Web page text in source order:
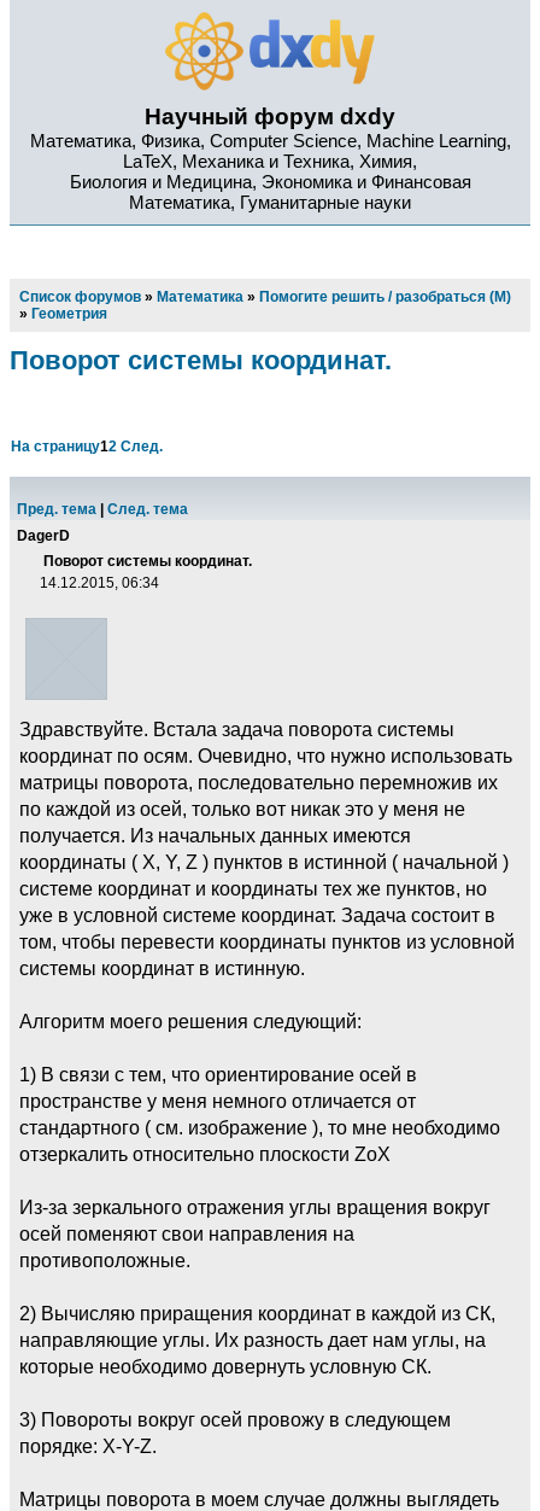
Научный форум dxdy
Математика, Физика, Computer Science, Machine Learning,
LaTeX, Механика и Техника, Химия,
Биология и Медицина, Экономика и Финансовая
Математика, Гуманитарные науки
Список форумов » Математика » Помогите решить / разобраться (М)
» Геометрия
Поворот системы координат.
На страницу12 След.
Пред. тема
След. тема
DagerD
Поворот системы координат.
14.12.2015, 06:34
Здравствуйте. Встала задача поворота системы
координат по осям. Очевидно, что нужно использовать
матрицы поворота, последовательно перемножив их
по каждой из осей, только вот никак это у меня не
получается. Из начальных данных имеются
координаты ( Х, Y, Z ) пунктов в истинной ( начальной )
системе координат и координаты тех же пунктов, но
уже в условной системе координат. Задача состоит в
том, чтобы перевести координаты пунктов из условной
системы координат в истинную.
Алгоритм моего решения следующий:
1) В связи с тем, что ориентирование осей в
пространстве у меня немного отличается от
стандартного ( см. изображение ), то мне необходимо
отзеркалить относительно плоскости ZoX
Из-за зеркального отражения углы вращения вокруг
осей поменяют свои направления на
противоположные.
2) Вычисляю приращения координат в каждой из СК,
направляющие углы. Их разность дает нам углы, на
которые необходимо довернуть условную СК.
3) Повороты вокруг осей провожу в следующем
порядке: X-Y-Z.
Матрицы поворота в моем случае должны выглядеть